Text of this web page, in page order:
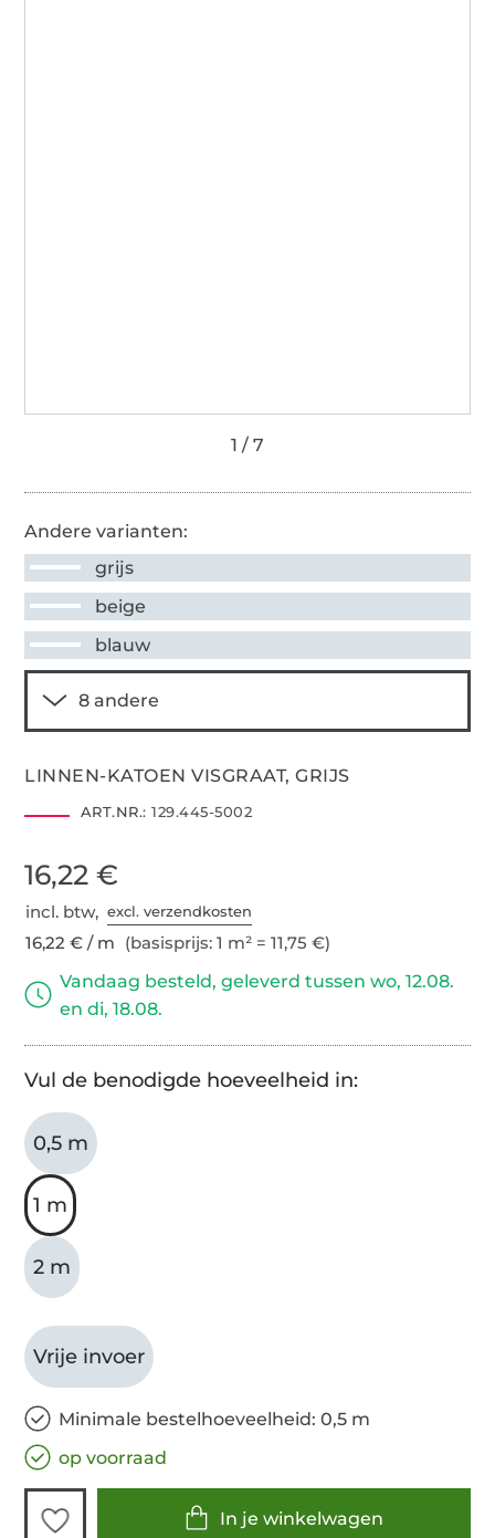
Andere varianten:
grijs
beige
blauw
LINNEN-KATOEN VISGRAAT, GRIJS
ART.NR.: 129.445-5002
16,22 €
incl. btw,excl. verzendkosten
16,22 € / m (basisprijs: 1 m² = 11,75 €)
Vandaag besteld, geleverd tussen wo, 12.08.
en di, 18.08.
Vul de benodigde hoeveelheid in:
0,5 m
1 m
2 m
Vrije invoer
Minimale bestelhoeveelheid: 0,5 m
op voorraad
In je winkelwagen